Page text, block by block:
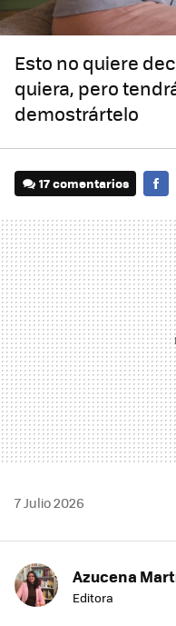
Esto no quiere
quiera, pero
demostrártelo
17 comentarios
7 Julio 2026
Azucena
Editora